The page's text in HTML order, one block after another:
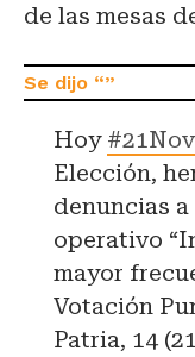
de las mesas
Hoy #21Nov
Elección,
denuncias
operativo
mayor
Votación
Patria, 14